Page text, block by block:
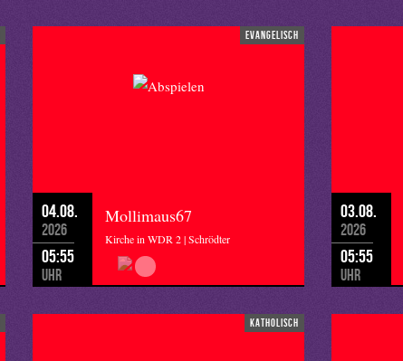
evangelisch
04.08.
2026
05:55
Uhr
Mollimaus67
Kirche in WDR 2 | Schrödter
03.08.
2026
05:55
Uhr
katholisch